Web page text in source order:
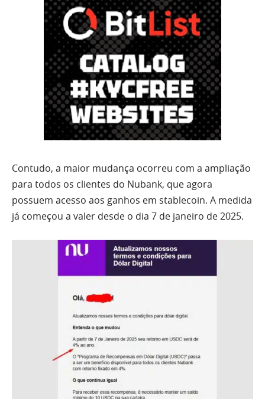
Contudo, a maior mudança ocorreu com a ampliação
para todos os clientes do Nubank, que agora
possuem acesso aos ganhos em stablecoin. A medida
já começou a valer desde o dia 7 de janeiro de 2025.